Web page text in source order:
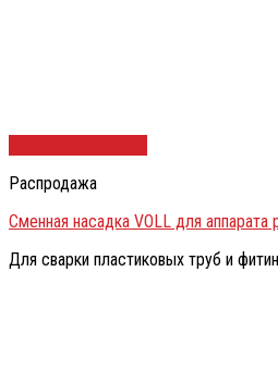
Распродажа
Сменная насадка VOLL для
Для сварки пластиковых труб и